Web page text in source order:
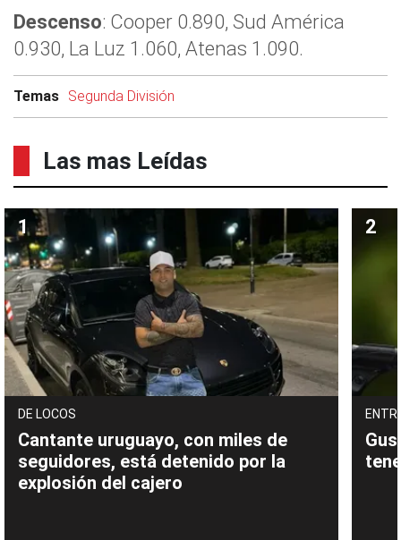
Descenso: Cooper 0.890, Sud América
0.930, La Luz 1.060, Atenas 1.090.
Temas Segunda División
Las mas Leídas
DE LOCOS
Cantante uruguayo, con miles de
seguidores, está detenido por la
explosión del cajero